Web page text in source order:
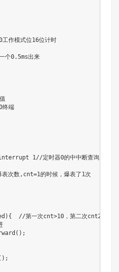
1//定时器0的中中断查询序列是